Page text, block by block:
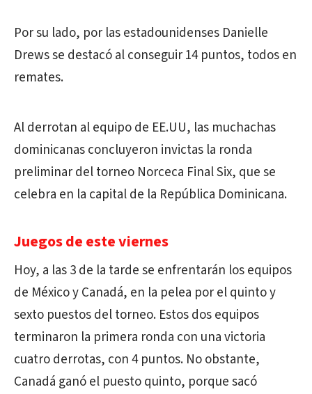
Por su lado, por las estadounidenses Danielle
Drews se destacó al conseguir 14 puntos, todos en
remates.
Al derrotan al equipo de EE.UU, las muchachas
dominicanas concluyeron invictas la ronda
preliminar del torneo Norceca Final Six, que se
celebra en la capital de la República Dominicana.
Juegos de este viernes
Hoy, a las 3 de la tarde se enfrentarán los equipos
de México y Canadá, en la pelea por el quinto y
sexto puestos del torneo. Estos dos equipos
terminaron la primera ronda con una victoria
cuatro derrotas, con 4 puntos. No obstante,
Canadá ganó el puesto quinto, porque sacó